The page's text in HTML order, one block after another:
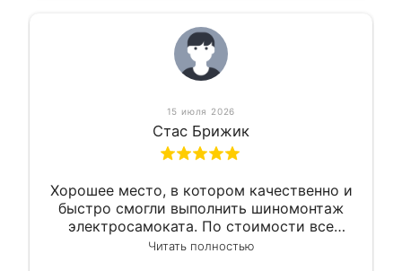
15 июля 2026
Стас Брижик
Хорошее место, в котором качественно и
быстро смогли выполнить шиномонтаж
электросамоката. По стоимости все
вышло вообще приемлемо хочу сказать.
Читать полностью